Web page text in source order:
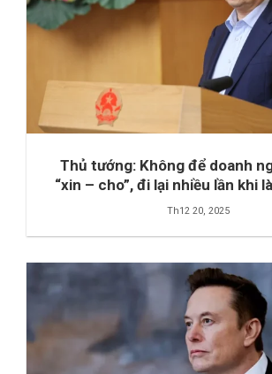
Thủ tướng: Không để doanh
“xin – cho”, đi lại nhiều lần khi
Th12 20, 2025